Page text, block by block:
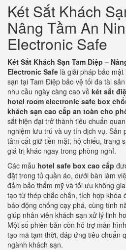
Két Sắt Khách
Nâng Tầm An
Electronic Safe
Két Sắt Khách Sạn Tam Điệp –
Electronic Safe là giải pháp bảo
sạn tại Tam Điệp bảo vệ tối đa tài
nhu cầu ngày càng cao về két sắt
hotel room electronic safe box
khách sạn cao cấp an toàn cho
sắt hiện đại trở thành tiêu chuẩn
nghiệm lưu trú và uy tín dịch vụ. Sản
tâm cất giữ tiền mặt, hộ chiếu, trang
giá trị khác ngay trong phòng nghỉ.
Các mẫu hotel safe box cao cấp
đặt trong tủ quần áo, dưới bàn làm
đảm bảo thẩm mỹ và tối ưu không
tạo từ thép chắc chắn, tích hợp khóa
báo động chống cạy phá, cùng tính
giúp nhân viên khách sạn xử lý linh
Một số phiên bản còn hỗ trợ màn
tạo mã tạm thời, đáp ứng tiêu chuẩn
ngành khách sạn.